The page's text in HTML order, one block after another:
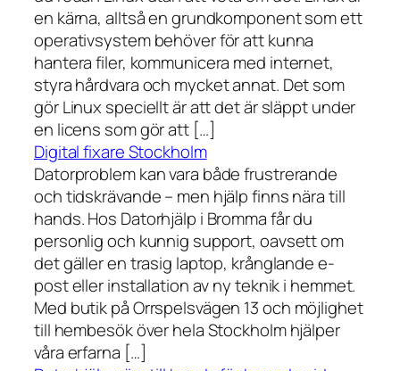
en kärna, alltså en grundkomponent som ett
operativsystem behöver för att kunna
hantera filer, kommunicera med internet,
styra hårdvara och mycket annat. Det som
gör Linux speciellt är att det är släppt under
en licens som gör att […]
Digital fixare Stockholm
Datorproblem kan vara både frustrerande
och tidskrävande – men hjälp finns nära till
hands. Hos Datorhjälp i Bromma får du
personlig och kunnig support, oavsett om
det gäller en trasig laptop, krånglande e-
post eller installation av ny teknik i hemmet.
Med butik på Orrspelsvägen 13 och möjlighet
till hembesök över hela Stockholm hjälper
våra erfarna […]